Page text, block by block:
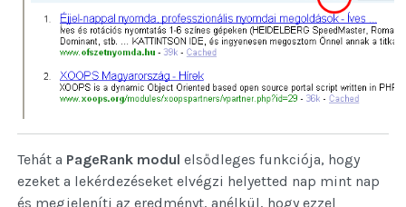
Tehát a PageRank modul elsődleges funkciója, hogy
ezeket a lekérdezéseket elvégzi helyetted nap mint nap
és megjeleníti az eredményt, anélkül, hogy ezzel